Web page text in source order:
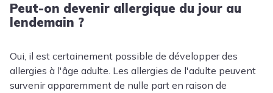
Peut-on devenir allergique du jour au
lendemain ?
Oui, il est certainement possible de développer des
allergies à l'âge adulte. Les allergies de l'adulte peuvent
survenir apparemment de nulle part en raison de